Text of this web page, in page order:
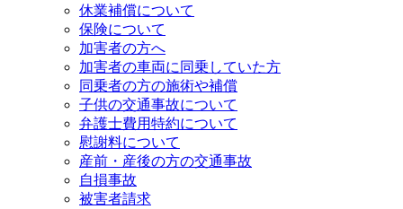
休業補償について
保険について
加害者の方へ
加害者の車両に同乗していた方
同乗者の方の施術や補償
子供の交通事故について
弁護士費用特約について
慰謝料について
産前・産後の方の交通事故
自損事故
被害者請求